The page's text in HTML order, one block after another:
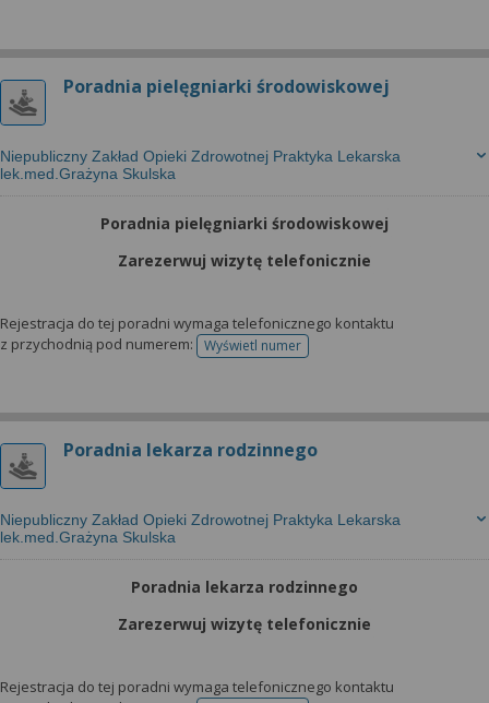
Poradnia pielęgniarki środowiskowej
Niepubliczny Zakład Opieki Zdrowotnej Praktyka Lekarska
lek.med.Grażyna Skulska
Poradnia pielęgniarki środowiskowej
Zarezerwuj wizytę telefonicznie
Rejestracja do tej poradni wymaga telefonicznego kontaktu
z przychodnią pod numerem:
Wyświetl numertelefonu do rejestracji
Poradnia lekarza rodzinnego
Niepubliczny Zakład Opieki Zdrowotnej Praktyka Lekarska
lek.med.Grażyna Skulska
Poradnia lekarza rodzinnego
Zarezerwuj wizytę telefonicznie
Rejestracja do tej poradni wymaga telefonicznego kontaktu